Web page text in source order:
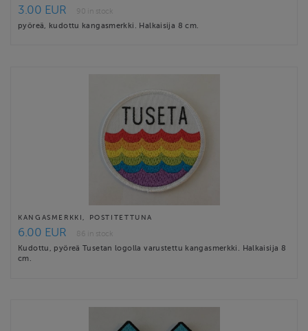
3.00 EUR
90 in stock
pyöreä, kudottu kangasmerkki. Halkaisija 8 cm.
KANGASMERKKI, POSTITETTUNA
6.00 EUR
86 in stock
Kudottu, pyöreä Tusetan logolla varustettu kangasmerkki. Halkaisija 8
cm.